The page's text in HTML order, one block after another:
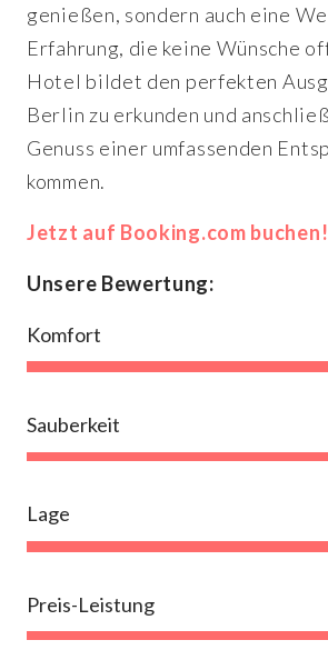
genießen, sondern auch eine
Erfahrung, die keine Wünsche
Hotel bildet den perfekten
Berlin zu erkunden und
Genuss einer umfassenden
kommen.
Jetzt auf Booking.com buchen!
Unsere Bewertung:
Komfort
Sauberkeit
Lage
Preis-Leistung